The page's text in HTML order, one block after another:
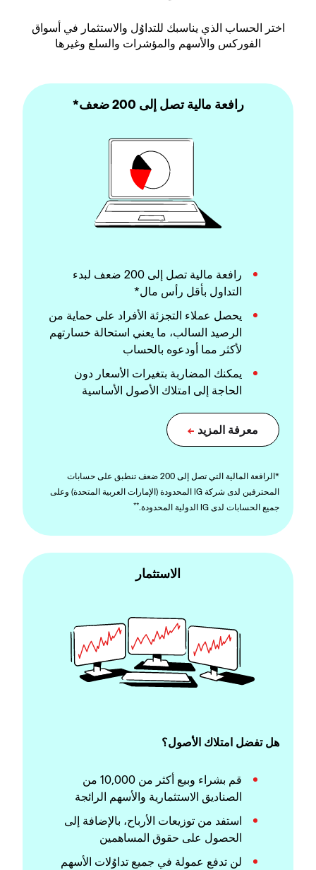
اختر الحساب الذي يناسبك للتداوُل والاستثمار في أسواق
الفوركس والأسهم والمؤشرات والسلع وغيرها
رافعة مالية تصل إلى 200 ضعف*
رافعة مالية تصل إلى 200 ضعف لبدء
التداول بأقل رأس مال*
يحصل عملاء التجزئة الأفراد على حماية من
الرصيد السالب، ما يعني استحالة خسارتهم
لأكثر مما أودعوه بالحساب
يمكنك المضاربة بتغيرات الأسعار دون
الحاجة إلى امتلاك الأصول الأساسية
*الرافعة المالية التي تصل إلى 200 ضعف تنطبق على حسابات
المحترفين لدى شركة IG المحدودة (الإمارات العربية المتحدة) وعلى
جميع الحسابات لدى IG الدولية المحدودة.
**
الاستثمار
هل تفضل امتلاك الأصول؟
قم بشراء وبيع أكثر من 10,000 من
الصناديق الاستثمارية والأسهم الرائجة
استفد من توزيعات الأرباح، بالإضافة إلى
الحصول على حقوق المساهمين
لن تدفع عمولة في جميع تداوُلات الأسهم